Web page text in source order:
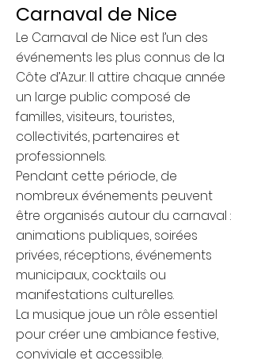
Carnaval de Nice
Le Carnaval de Nice est l’un des
événements les plus connus de la
Côte d’Azur. Il attire chaque année
un large public composé de
familles, visiteurs, touristes,
collectivités, partenaires et
professionnels.
Pendant cette période, de
nombreux événements peuvent
être organisés autour du carnaval :
animations publiques, soirées
privées, réceptions, événements
municipaux, cocktails ou
manifestations culturelles.
La musique joue un rôle essentiel
pour créer une ambiance festive,
conviviale et accessible.